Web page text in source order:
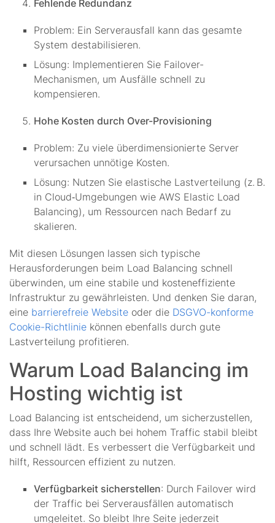
Fehlende Redundanz
Problem: Ein Serverausfall kann das gesamte
System destabilisieren.
Lösung: Implementieren Sie Failover-
Mechanismen, um Ausfälle schnell zu
kompensieren.
Hohe Kosten durch Over-Provisioning
Problem: Zu viele überdimensionierte Server
verursachen unnötige Kosten.
Lösung: Nutzen Sie elastische Lastverteilung (z. B.
in Cloud‑Umgebungen wie AWS Elastic Load
Balancing), um Ressourcen nach Bedarf zu
skalieren.
Mit diesen Lösungen lassen sich typische
Herausforderungen beim Load Balancing schnell
überwinden, um eine stabile und kosteneffiziente
Infrastruktur zu gewährleisten. Und denken Sie daran,
eine barrierefreie Website oder die DSGVO-konforme
Cookie-Richtlinie können ebenfalls durch gute
Lastverteilung profitieren.
Warum Load Balancing im
Hosting wichtig ist
Load Balancing ist entscheidend, um sicherzustellen,
dass Ihre Website auch bei hohem Traffic stabil bleibt
und schnell lädt. Es verbessert die Verfügbarkeit und
hilft, Ressourcen effizient zu nutzen.
Verfügbarkeit sicherstellen: Durch Failover wird
der Traffic bei Serverausfällen automatisch
umgeleitet. So bleibt Ihre Seite jederzeit